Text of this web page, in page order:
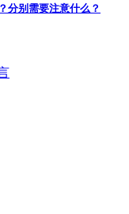
分别需要注意什么？